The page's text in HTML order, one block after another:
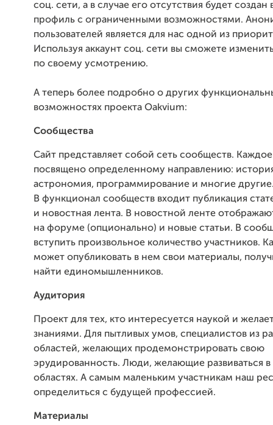
соц. сети, а в случае его отсутствия будет
профиль с ограниченными возможностями.
пользователей является для нас одной из
Используя аккаунт соц. сети вы сможете
по своему усмотрению.
А теперь более подробно о других
возможностях проекта Oakvium:
Сообщества
Сайт представляет собой сеть сообществ.
посвящено определенному направлению:
астрономия, программирование и многие
В функционал сообществ входит публикация
и новостная лента. В новостной ленте
на форуме (опционально) и новые статьи. В
вступить произвольное количество участников.
может опубликовать в нем свои материалы,
найти единомышленников.
Аудитория
Проект для тех, кто интересуется наукой и
знаниями. Для пытливых умов, специалистов из
областей, желающих продемонстрировать свою
эрудированность. Люди, желающие развиваться в
областях. А самым маленьким участникам наш
определиться с будущей профессией.
Материалы